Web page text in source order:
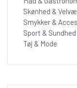
Skønhed &
Smykker &
Sport & Sundhed
Tøj & Mode